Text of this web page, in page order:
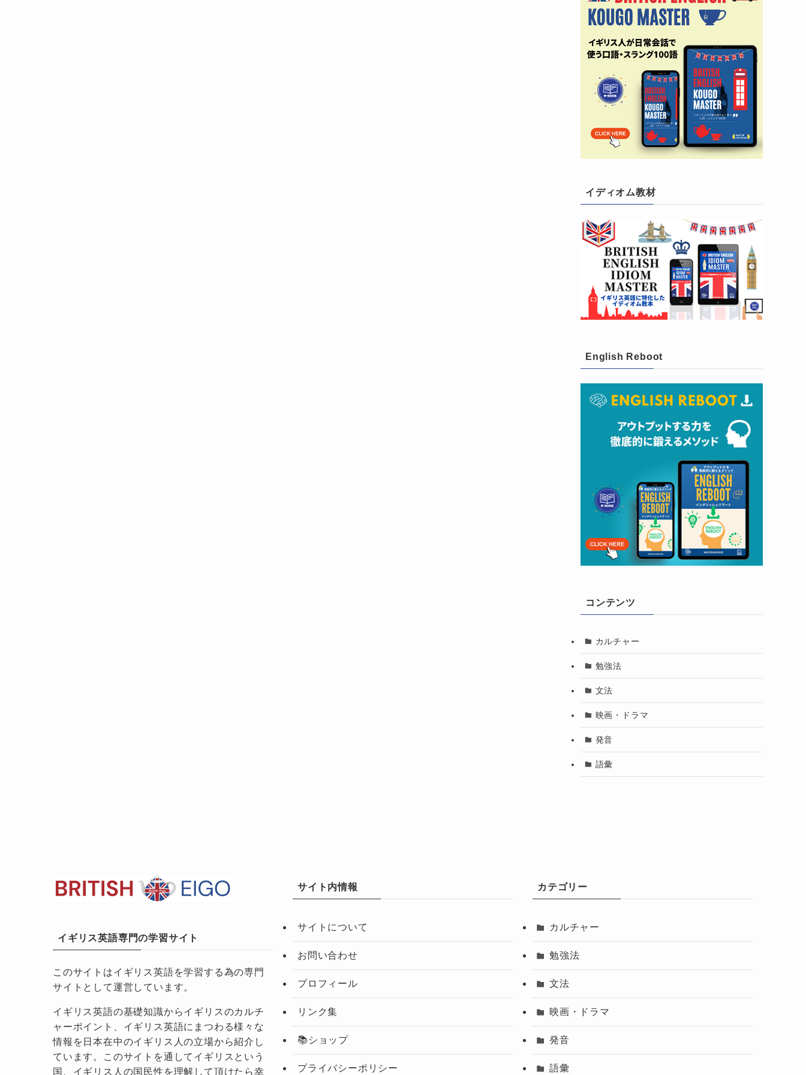
イディオム教材
English Reboot
コンテンツ
カルチャー
勉強法
文法
映画・ドラマ
発音
語彙
イギリス英語専門の学習サイト
このサイトはイギリス英語を学習する為の専門
サイトとして運営しています。
イギリス英語の基礎知識からイギリスのカルチ
ャーポイント、イギリス英語にまつわる様々な
情報を日本在中のイギリス人の立場から紹介し
ています。このサイトを通してイギリスという
国、イギリス人の国民性を理解して頂けたら幸
サイト内情報
サイトについて
お問い合わせ
プロフィール
リンク集
📚ショップ
プライバシーポリシー
カテゴリー
カルチャー
勉強法
文法
映画・ドラマ
発音
語彙